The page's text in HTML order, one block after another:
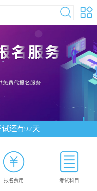
试还有92天
报名费用 考试科目